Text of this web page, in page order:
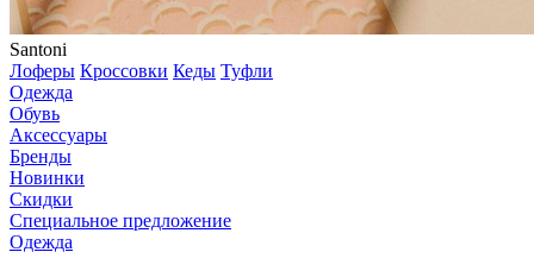
Santoni
Лоферы Кроссовки Кеды Туфли
Одежда
Обувь
Аксессуары
Бренды
Новинки
Скидки
Специальное предложение
Одежда